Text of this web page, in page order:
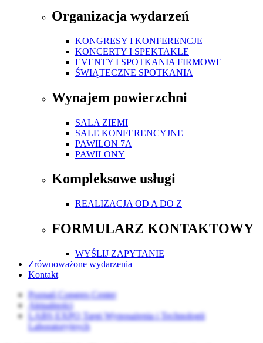
Organizacja wydarzeń
KONGRESY I KONFERENCJE
KONCERTY I SPEKTAKLE
EVENTY I SPOTKANIA FIRMOWE
ŚWIĄTECZNE SPOTKANIA
Wynajem powierzchni
SALA ZIEMI
SALE KONFERENCYJNE
PAWILON 7A
PAWILONY
Kompleksowe usługi
REALIZACJA OD A DO Z
FORMULARZ KONTAKTOWY
WYŚLIJ ZAPYTANIE
Zrównoważone wydarzenia
Kontakt
Poznań Congres Center
Aktualności
LABS EXPO Targi Wyposażenia i Technologii
Laboratoryjnych